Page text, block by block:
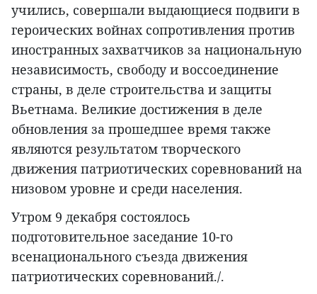
учились, совершали выдающиеся подвиги в
героических войнах сопротивления против
иностранных захватчиков за национальную
независимость, свободу и воссоединение
страны, в деле строительства и защиты
Вьетнама. Великие достижения в деле
обновления за прошедшее время также
являются результатом творческого
движения патриотических соревнований на
низовом уровне и среди населения.
Утром 9 декабря состоялось
подготовительное заседание 10-го
всенационального съезда движения
патриотических соревнований./.